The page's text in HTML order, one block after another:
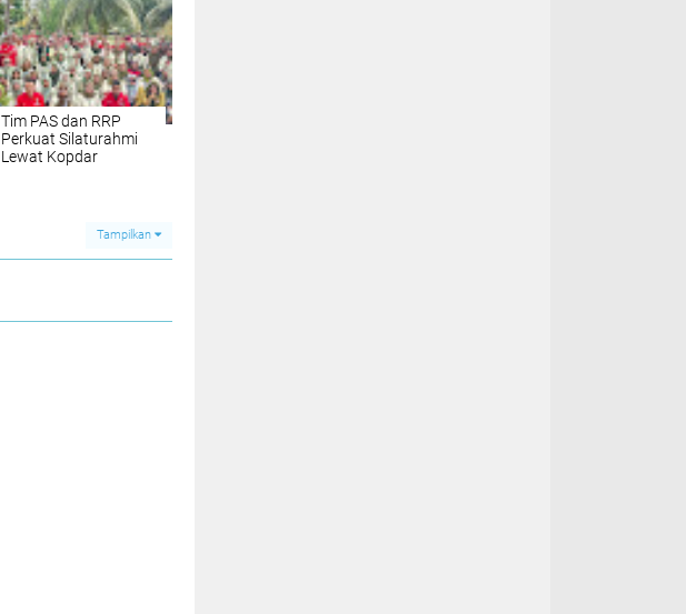
Tim PAS dan RRP
Perkuat Silaturahmi
Lewat Kopdar
Tampilkan